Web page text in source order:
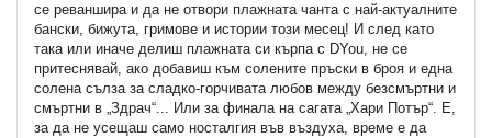
се реваншира и да не отвори плажната чанта с най-актуалните
бански, бижута, гримове и истории този месец! И след като
така или иначе делиш плажната си кърпа с DYou, не се
притеснявай, ако добавиш към солените пръски в броя и една
солена сълза за сладко-горчивата любов между безсмъртни и
смъртни в „Здрач“... Или за финала на сагата „Хари Потър“. Е,
за да не усещаш само носталгия във въздуха, време е да